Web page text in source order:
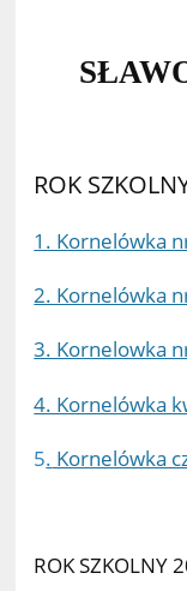
ROK
1. Kornelówka
2. Kornelówka
3. Kornelowka
4. Kornelówka
5. Kornelówka
ROK SZKOLNY